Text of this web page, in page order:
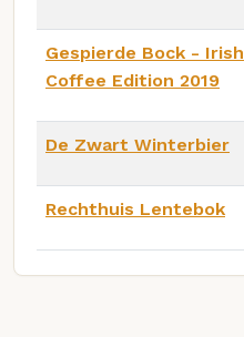
Gespierde Bock - Irish
Coffee Edition 2019
De Zwart Winterbier
Rechthuis Lentebok